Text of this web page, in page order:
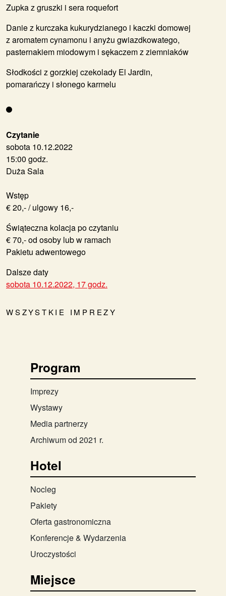
Czytanie
sobota 10.12.2022
15:00 godz.
Duża Sala
Wstęp
€ 20,- / ulgowy 16,-
Świąteczna kolacja po czytaniu
€ 70,- od osoby lub w ramach
Pakietu adwentowego
Dalsze daty
sobota 10.12.2022, 17 godz.
WSZYSTKIE IMPREZY
Zupka z gruszki i sera roquefort
Danie z kurczaka kukurydzianego i kaczki domowej
z aromatem cynamonu i anyżu gwiazdkowatego,
pasternakiem miodowym i sękaczem z ziemniaków
Słodkości z gorzkiej czekolady El Jardin,
pomarańczy i słonego karmelu
Program
Imprezy
Wystawy
Media partnerzy
Archiwum od 2021 r.
Hotel
Nocleg
Pakiety
Oferta gastronomiczna
Konferencje & Wydarzenia
Uroczystości
Miejsce